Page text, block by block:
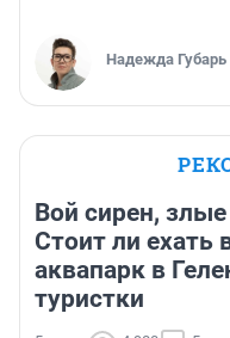
Надежда Губарь
Вой сирен,
Стоит ли
аквапарк в
туристки